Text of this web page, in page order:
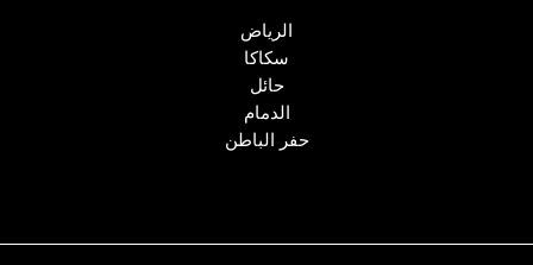
الرياض
سكاكا
حائل
الدمام
حفر الباطن